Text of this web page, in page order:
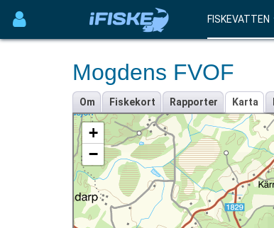
FISKEVATTEN
Mogdens FVOF
Om Fiskekort Rapporter Karta
+
−